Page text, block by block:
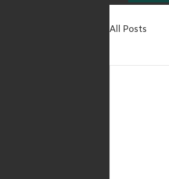
All Posts